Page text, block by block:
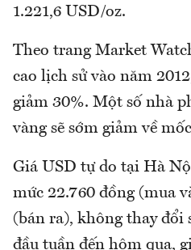
1.221,6 USD/oz.
Theo trang Market
cao lịch sử vào năm
giảm 30%. Một số nhà
vàng sẽ sớm giảm về
Giá USD tự do tại Hà
mức 22.760 đồng (mua
(bán ra), không thay đổi
đầu tuần đến hôm qua,